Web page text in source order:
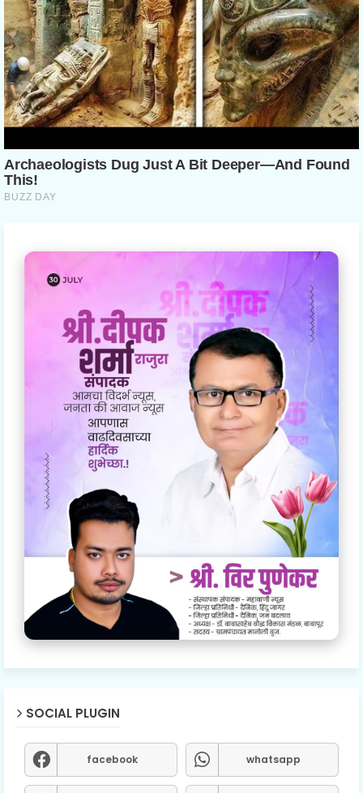
SOCIAL PLUGIN
facebook whatsapp